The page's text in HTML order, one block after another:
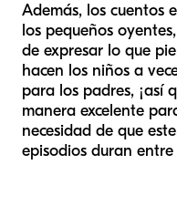
Además, los cuentos
los pequeños
de expresar lo que
hacen los niños a
para los padres, ¡así
manera excelente
necesidad de que
episodios duran entre